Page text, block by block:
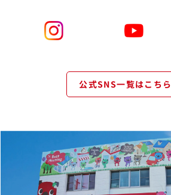
公式SNS一覧はこちら